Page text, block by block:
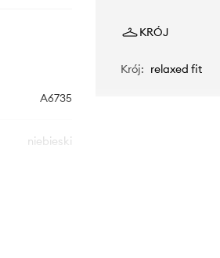
A6735
niebieski
KRÓJ
Krój: relaxed fit